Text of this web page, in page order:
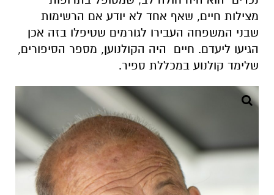
מצילות חיים, שאף אחד לא יודע אם הרשימות
שבני המשפחה העבירו לגורמים שטיפלו בזה אכן
הגיעו ליעדם. חיים היה הקולנוען, מספר הסיפורים,
שלימד קולנוע במכללת ספיר.